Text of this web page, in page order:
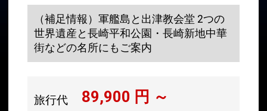
（補足情報）軍艦島と出津教会堂 2つの
世界遺産と長崎平和公園・長崎新地中華
街などの名所にもご案内
旅行代
89,900 円 ～